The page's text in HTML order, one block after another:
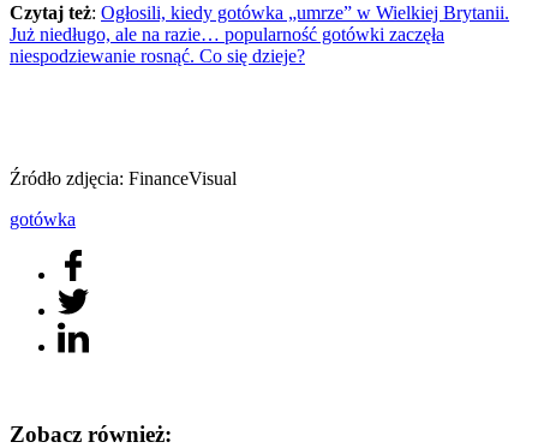
Czytaj też: Ogłosili, kiedy gotówka „umrze” w Wielkiej Brytanii.
Już niedługo, ale na razie… popularność gotówki zaczęła
niespodziewanie rosnąć. Co się dzieje?
Źródło zdjęcia: FinanceVisual
gotówka
Zobacz również: